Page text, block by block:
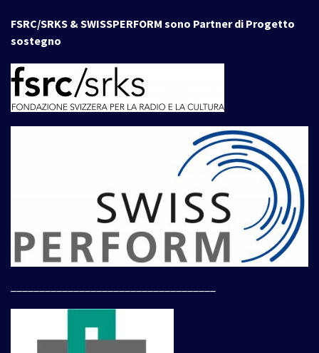
FSRC/SRKS & SWISSPERFORM sono Partner di Progetto
sostegno